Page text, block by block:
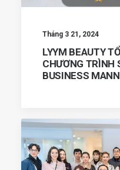
Tháng 3 21, 2024
LYYM BEAUTY
CHƯƠNG TRÌNH
BUSINESS